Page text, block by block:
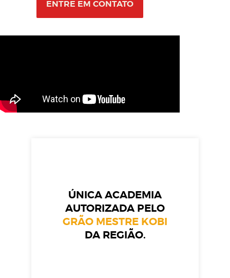
ENTRE EM CONTATO
ÚNICA ACADEMIA
AUTORIZADA PELO
GRÃO MESTRE KOBI
DA REGIÃO.